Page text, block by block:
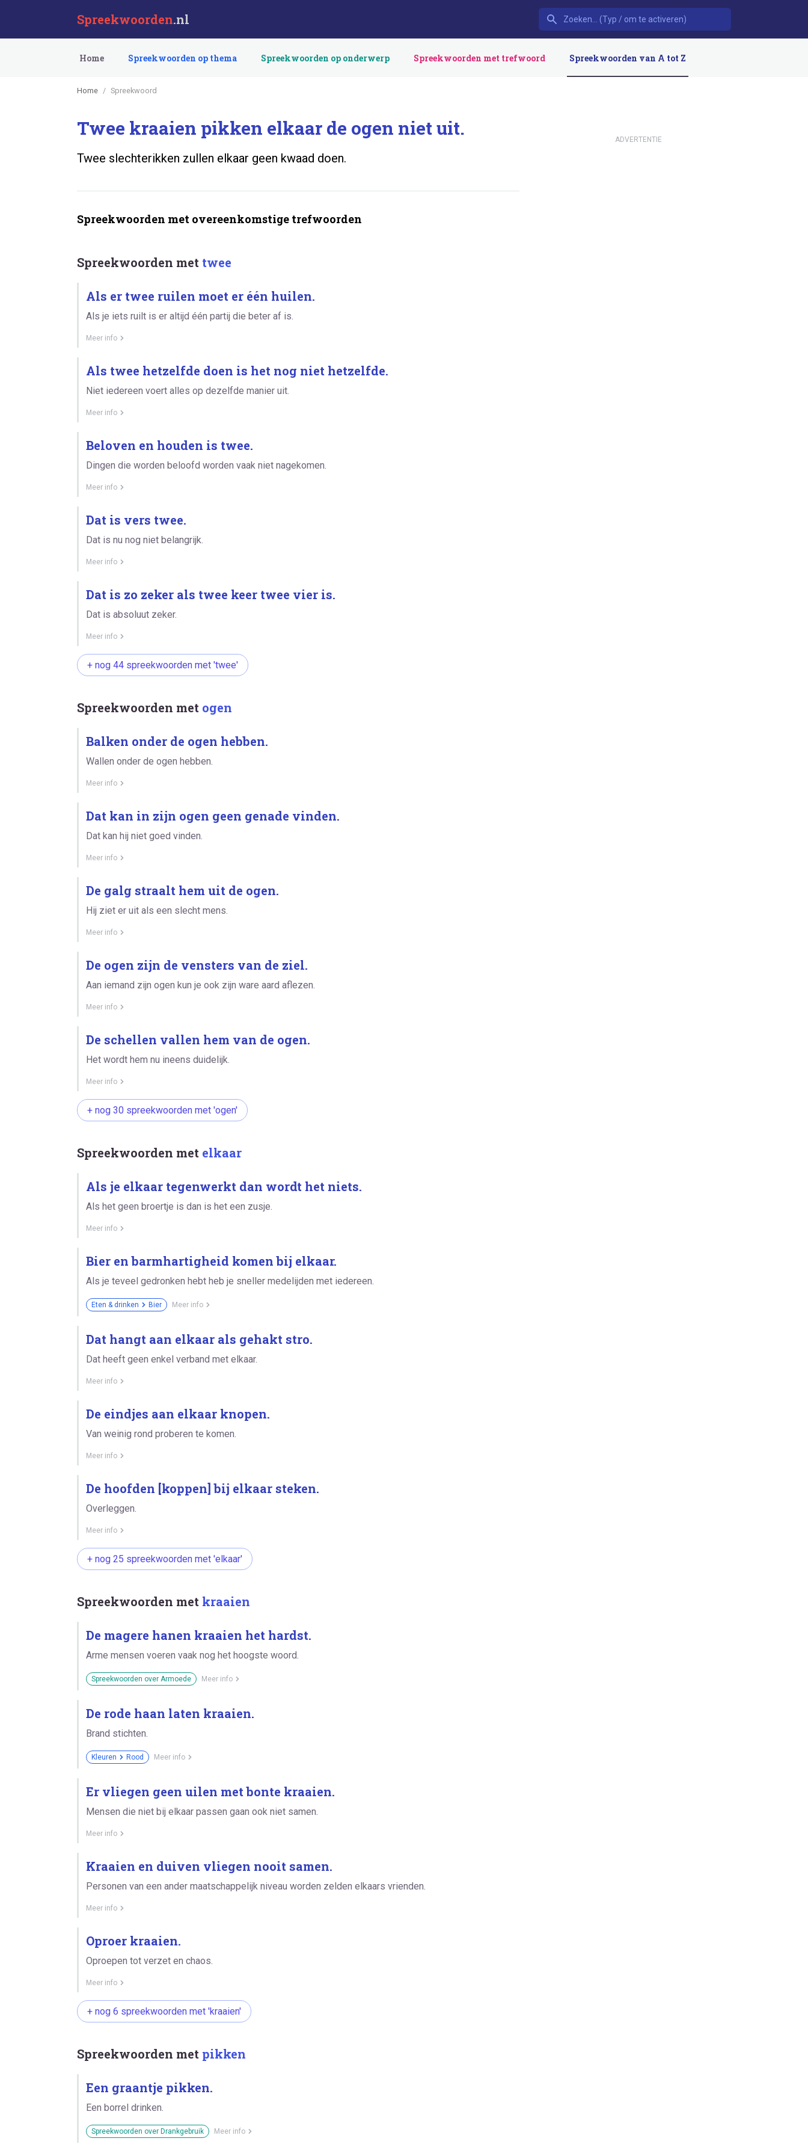
Spreekwoorden.nl
Home Spreekwoorden op thema Spreekwoorden op onderwerp Spreekwoorden met trefwoord Spreekwoorden van A tot Z
Home Spreekwoord
Twee kraaien pikken elkaar de ogen niet uit.
Twee slechterikken zullen elkaar geen kwaad doen.
Spreekwoorden met overeenkomstige trefwoorden
Spreekwoorden met twee
Als er twee ruilen moet er één huilen.
Als je iets ruilt is er altijd één partij die beter af is.
Meer info
Als twee hetzelfde doen is het nog niet hetzelfde.
Niet iedereen voert alles op dezelfde manier uit.
Meer info
Beloven en houden is twee.
Dingen die worden beloofd worden vaak niet nagekomen.
Meer info
Dat is vers twee.
Dat is nu nog niet belangrijk.
Meer info
Dat is zo zeker als twee keer twee vier is.
Dat is absoluut zeker.
Meer info
+ nog 44 spreekwoorden met 'twee'
Spreekwoorden met ogen
Balken onder de ogen hebben.
Wallen onder de ogen hebben.
Meer info
Dat kan in zijn ogen geen genade vinden.
Dat kan hij niet goed vinden.
Meer info
De galg straalt hem uit de ogen.
Hij ziet er uit als een slecht mens.
Meer info
De ogen zijn de vensters van de ziel.
Aan iemand zijn ogen kun je ook zijn ware aard aflezen.
Meer info
De schellen vallen hem van de ogen.
Het wordt hem nu ineens duidelijk.
Meer info
+ nog 30 spreekwoorden met 'ogen'
Spreekwoorden met elkaar
Als je elkaar tegenwerkt dan wordt het niets.
Als het geen broertje is dan is het een zusje.
Meer info
Bier en barmhartigheid komen bij elkaar.
Als je teveel gedronken hebt heb je sneller medelijden met iedereen.
Eten & drinken Bier Meer info
Dat hangt aan elkaar als gehakt stro.
Dat heeft geen enkel verband met elkaar.
Meer info
De eindjes aan elkaar knopen.
Van weinig rond proberen te komen.
Meer info
De hoofden [koppen] bij elkaar steken.
Overleggen.
Meer info
+ nog 25 spreekwoorden met 'elkaar'
Spreekwoorden met kraaien
De magere hanen kraaien het hardst.
Arme mensen voeren vaak nog het hoogste woord.
Spreekwoorden over Armoede Meer info
De rode haan laten kraaien.
Brand stichten.
Kleuren Rood Meer info
Er vliegen geen uilen met bonte kraaien.
Mensen die niet bij elkaar passen gaan ook niet samen.
Meer info
Kraaien en duiven vliegen nooit samen.
Personen van een ander maatschappelijk niveau worden zelden elkaars vrienden.
Meer info
Oproer kraaien.
Oproepen tot verzet en chaos.
Meer info
+ nog 6 spreekwoorden met 'kraaien'
Spreekwoorden met pikken
Een graantje pikken.
Een borrel drinken.
Spreekwoorden over Drankgebruik Meer info
ADVERTENTIE